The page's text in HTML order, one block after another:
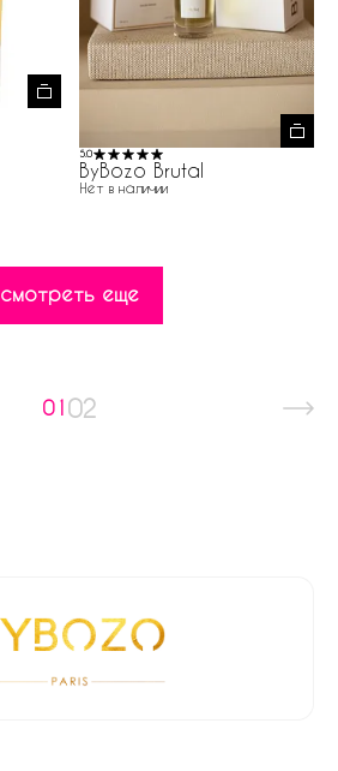
5.0
ByBozo Brutal
Нет в наличии
смотреть еще
01 02